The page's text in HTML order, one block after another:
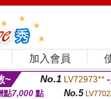
加入會員
~ No.1 LV72973**
點7,000點 No.5